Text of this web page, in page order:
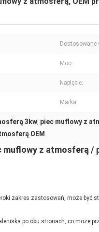
Dostosowane
Moc:
Napięcie:
Marka:
3kw, piec muflowy z
OEM
muflowy z atmosferą /
zakres zastosowań, może być
po obu stronach, co może